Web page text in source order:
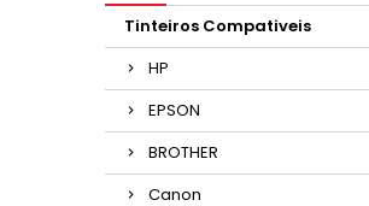
Tinteiros Compativeis
HP
EPSON
BROTHER
Canon